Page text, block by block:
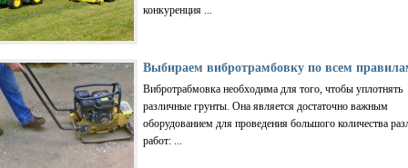
конкуренция ...
Выбираем вибротрамбовку по всем
Вибротрабмовка необходима для того, чтобы уплотнять
различные грунты. Она является достаточно важным
оборудованием для проведения большого количества
работ: ...